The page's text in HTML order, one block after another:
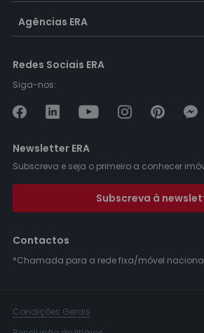
Agências ERA
Redes Sociais ERA
Siga-nos:
Newsletter ERA
Subscreva e seja o primeiro a conhecer
Subscreva à
Contactos
*Chamada para a rede fixa/móvel
Condições Gerais